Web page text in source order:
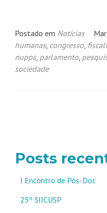
Postado em Notícias
humanas, congresso
nupps, parlamento
sociedade
Posts
I Encontro de Pós-Doc
25º SIICUSP